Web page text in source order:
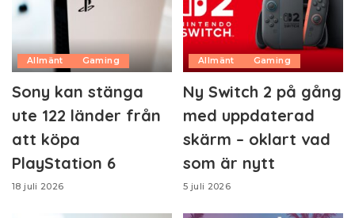
Allmänt Gaming
Sony kan stänga
ute 122 länder från
att köpa
PlayStation 6
18 juli 2026
Allmänt Gaming
Ny Switch 2 på gång
med uppdaterad
skärm – oklart vad
som är nytt
5 juli 2026